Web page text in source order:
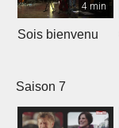
4 min
Sois bienvenu
Saison 7